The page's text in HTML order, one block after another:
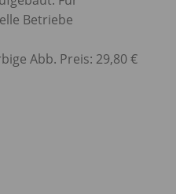
Betriebe
Abb. Preis: 29,80 €